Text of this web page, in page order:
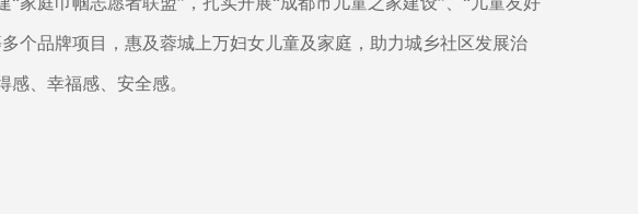
个品牌项目，惠及蓉城上万妇女儿童及家庭，助力城乡社区发展治
、幸福感、安全感。